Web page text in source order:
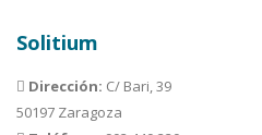
Solitium
Dirección: C/ Bari, 39
50197 Zaragoza